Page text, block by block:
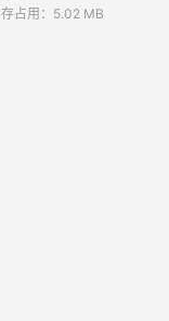
占用：5.02 MB